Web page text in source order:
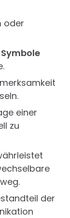
oder
Symbole
einer
zu
der